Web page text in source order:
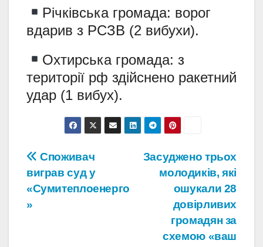
Річківська громада: ворог
вдарив з РСЗВ (2 вибухи).
Охтирська громада: з
території рф здійснено ракетний
удар (1 вибух).
Навігація
записів
Засуджено трьох
молодиків, які
ошукали 28
довірливих
громадян за
схемою «ваш
Споживач
виграв суд у
«Сумитеплоенерго
»